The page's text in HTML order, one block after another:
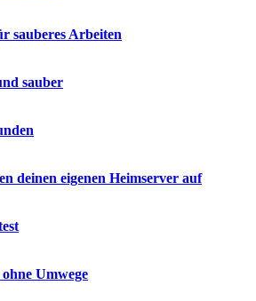
sauberes Arbeiten
sauber
deinen eigenen Heimserver auf
Umwege